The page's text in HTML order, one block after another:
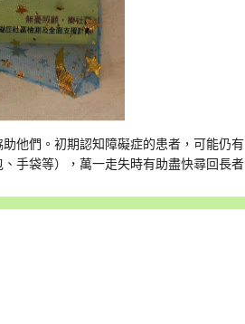
他們。初期認知障礙症的患者，可能仍
手袋等），萬一走失時有助盡快尋回長者